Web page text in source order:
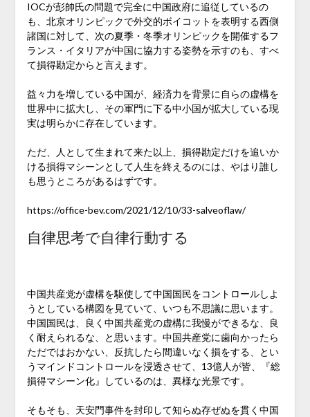
IOCが彭帥氏の問題で完全に中国政府に追従しているの
も、北京オリンピックで外交的ボイコットを表明する西側
諸国に対して、次の夏季・冬季オリンピックを開催するフ
ランス・イタリアが中国に協力する姿勢を示すのも、すべ
て損得勘定からと言えます。
益々力を増している中国が、経済力を背景に自らの虚構を
世界中に拡大し、その軍門に下る中小国が拡大している現
実は明らかに存在しています。
ただ、人として生まれて来た以上、損得勘定だけを追いか
ける損得マシーンとして人生を終えるのには、やはり誰し
も思うところがあるはずです。
https://office-bev.com/2021/12/10/33-salveoflaw/
自律思考で自律行動する
中国共産党が虚構を駆使して中国国民をコントロールしよ
うとしている構図を見ていて、いつも不思議に思います。
中国国民は、良く中国共産党の虚構に我慢ができるな、良
く耐えられるな、と思います。中国共産党に歯向かったら
ただではおかない、反抗したら間違いなく損をする、とい
うマインドコントロールを浸透させて、13億人が皆、『総
損得マシーン化』しているのは、異様な光景です。
そもそも、天安門事件を封印して知らぬ存ぜぬを貫く中国